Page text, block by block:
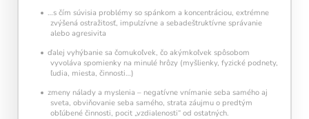
…s čím súvisia problémy so spánkom a koncentráciou, extrémne
zvýšená ostražitosť, impulzívne a sebadeštruktívne správanie
alebo agresivita
ďalej vyhýbanie sa čomukoľvek, čo akýmkoľvek spôsobom
vyvoláva spomienky na minulé hrôzy (myšlienky, fyzické podnety,
ľudia, miesta, činnosti…)
zmeny nálady a myslenia – negatívne vnímanie seba samého aj
sveta, obviňovanie seba samého, strata záujmu o predtým
obľúbené činnosti, pocit „vzdialenosti“ od ostatných.